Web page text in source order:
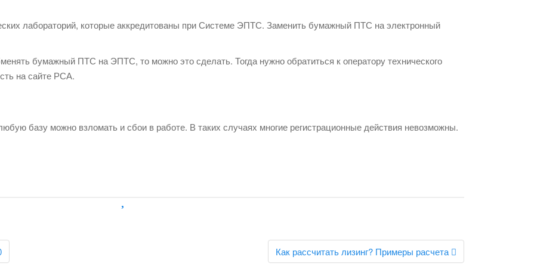
лабораторий, которые аккредитованы при Системе ЭПТС. Заменить бумажный ПТС на электронный
бумажный ПТС на ЭПТС, то можно это сделать. Тогда нужно обратиться к оператору технического
на сайте РСА.
базу можно взломать и сбои в работе. В таких случаях многие регистрационные действия невозможны.
Как рассчитать лизинг? Примеры расчета